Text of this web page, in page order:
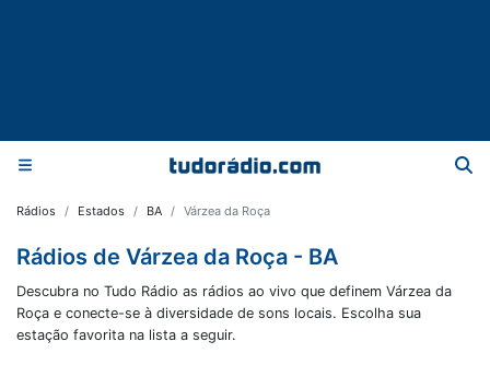
Rádios Estados BA Várzea da Roça
Rádios de Várzea da Roça - BA
Descubra no Tudo Rádio as rádios ao vivo que definem Várzea da
Roça e conecte-se à diversidade de sons locais. Escolha sua
estação favorita na lista a seguir.